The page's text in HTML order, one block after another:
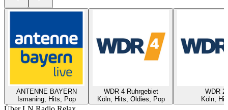
ANTENNE BAYERN
Ismaning, Hits, Pop
WDR 4 Ruhrgebiet
Köln, Hits, Oldies, Pop
WDR 2
Köln,